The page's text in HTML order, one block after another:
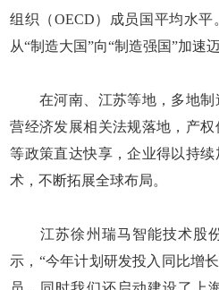
组织（OECD）成员国平均水
从“制造大国”向“制造强国”加速
在河南、江苏等地，多地制
营经济发展相关法规落地，产
等政策直达快享，企业得以持
术，不断拓展全球布局。
江苏徐州瑞马智能技术股份
示，“今年计划研发投入同比增